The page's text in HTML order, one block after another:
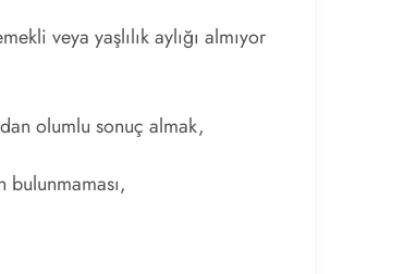
veya yaşlılık aylığı almıyor
olumlu sonuç almak,
bulunmaması,